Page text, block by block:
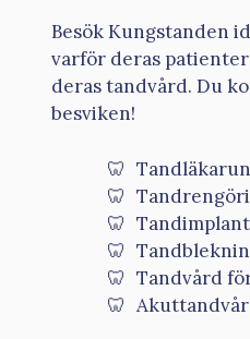
Besök Kungstanden
varför deras
deras tandvård. Du
besviken!
Tandvård